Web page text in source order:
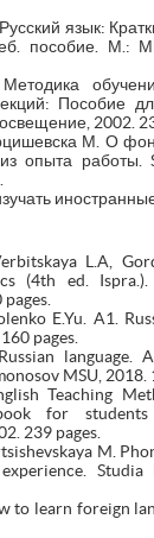
язык:
пособие. М.:
Пособие
2002.
М. О
опыта работы.
L.A,
(4th ed.
E.Yu. A1.
pages.
MSU, 2018.
Teaching
for
239 pages.
M.
Studia
to learn foreign